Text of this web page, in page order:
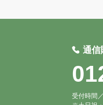
通信
受付時間